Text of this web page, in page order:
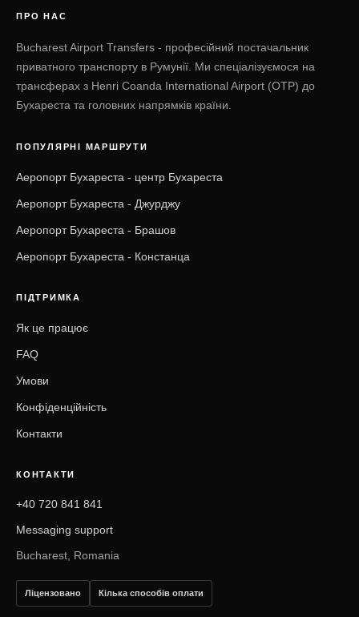
ПРО НАС
Bucharest Airport Transfers - професійний постачальник
приватного транспорту в Румунії. Ми спеціалізуємося на
трансферах з Henri Coanda International Airport (OTP) до
Бухареста та головних напрямків країни.
ПОПУЛЯРНІ МАРШРУТИ
Аеропорт Бухареста - центр Бухареста
Аеропорт Бухареста - Джурджу
Аеропорт Бухареста - Брашов
Аеропорт Бухареста - Констанца
ПІДТРИМКА
Як це працює
FAQ
Умови
Конфіденційність
Контакти
КОНТАКТИ
+40 720 841 841
Messaging support
Bucharest, Romania
Ліцензовано Кілька способів оплати